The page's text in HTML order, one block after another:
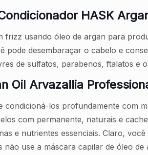
HASK
usando óleo de argan para
pode desembaraçar o cabelo e
de sulfatos, parabenos, ftalatos e
Oil Arvazallia
condicioná-los profundamente com
com permanente, naturais e
e nutrientes essenciais. Claro,
use a máscara capilar de óleo